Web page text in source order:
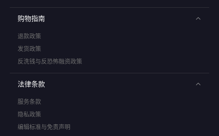
购物指南
退款政策
发货政策
反洗钱与反恐怖融资政策
法律条款
服务条款
隐私政策
编辑标准与免责声明